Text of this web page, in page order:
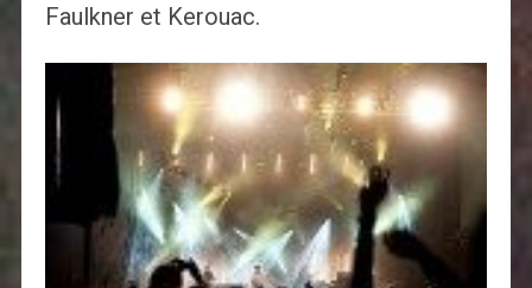
Faulkner et Kerouac.